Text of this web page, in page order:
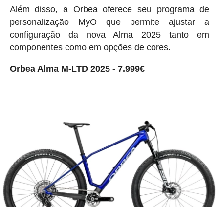
Além disso, a Orbea oferece seu programa de
personalização MyO que permite ajustar a
configuração da nova Alma 2025 tanto em
componentes como em opções de cores.
Orbea Alma M-LTD 2025 - 7.999€